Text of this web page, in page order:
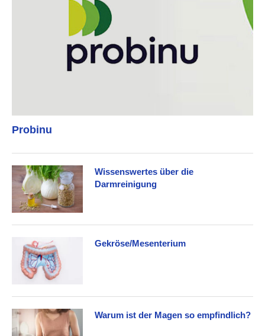
Probinu
Wissenswertes über die
Darmreinigung
Gekröse/Mesenterium
Warum ist der Magen so empfindlich?